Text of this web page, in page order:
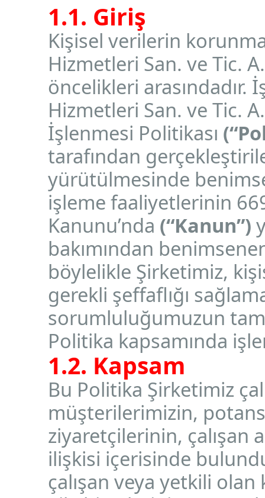
1.1. Giriş
Kişisel verilerin
Hizmetleri San. ve Tic.
öncelikleri arasındadır.
Hizmetleri San. ve Tic.
İşlenmesi Politikası
tarafından
yürütülmesinde
işleme faaliyetlerinin
Kanunu’nda (“Kanun”)
bakımından
böylelikle Şirketimiz,
gerekli şeffaflığı
sorumluluğumuzun
Politika kapsamında
1.2. Kapsam
Bu Politika Şirketimiz
müşterilerimizin,
ziyaretçilerinin, çalışan
ilişkisi içerisinde
çalışan veya yetkili olan